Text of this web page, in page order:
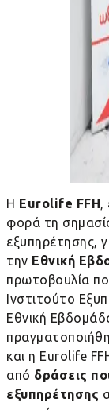
Η Eurolife FFH,
φορά τη
εξυπηρέτησης,
την Εθνική
πρωτοβουλία
Ινστιτούτο
Εθνική
και η Eurolife
από δράσεις
εξυπηρέτησης